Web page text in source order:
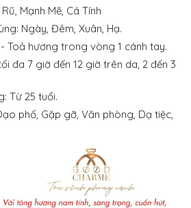
Mạnh Mẽ, Cá Tính
Ngày, Đêm, Xuân, Hạ.
Toả hương trong vòng 1 cánh tay.
đa 7 giờ đến 12 giờ trên da, 2 đến 3
Từ 25 tuổi.
phố, Gặp gỡ, Văn phòng, Dạ tiệc,